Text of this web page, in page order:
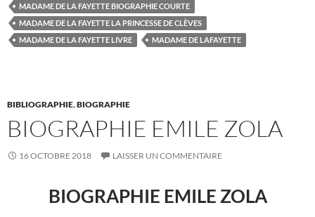
MADAME DE LA FAYETTE BIOGRAPHIE COURTE
MADAME DE LA FAYETTE LA PRINCESSE DE CLÈVES
MADAME DE LA FAYETTE LIVRE
MADAME DE LAFAYETTE
BIBLIOGRAPHIE,BIOGRAPHIE
BIOGRAPHIE EMILE ZOLA
16 OCTOBRE 2018 LAISSER UN COMMENTAIRE
BIOGRAPHIE EMILE ZOLA